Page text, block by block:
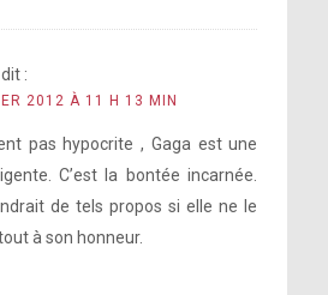
dit :
2012 À 11 H 13 MIN
pas hypocrite , Gaga est une
C’est la bontée incarnée.
de tels propos si elle ne le
à son honneur.